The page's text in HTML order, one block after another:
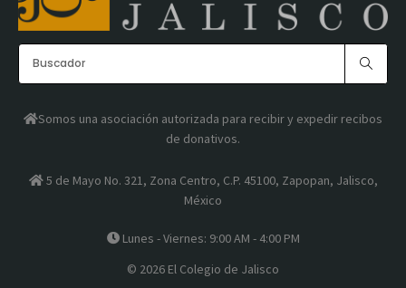
Somos una asociación autorizada para recibir y expedir recibos
de donativos.
5 de Mayo No. 321, Zona Centro, C.P. 45100, Zapopan, Jalisco,
México
Lunes - Viernes: 9:00 AM - 4:00 PM
© 2026 El Colegio de Jalisco